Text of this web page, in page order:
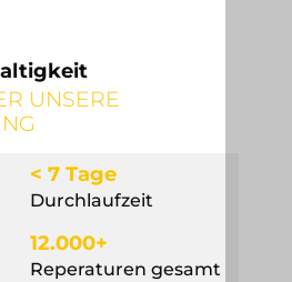
UNSERE
< 7 Tage
Durchlaufzeit
12.000+
Reperaturen gesamt